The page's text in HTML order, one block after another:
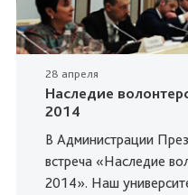
28 апреля
Наследие
2014
В Администрации
встреча «Наследие
2014». Наш